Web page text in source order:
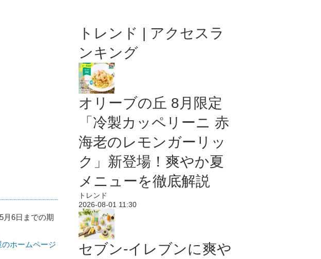
月6日までの期
ホームページ
トレンド | アクセスラ
ンキング
オリーブの丘 8月限定
「冷製カッペリーニ 赤
海老のレモンガーリッ
ク」新登場！爽やか夏
メニューを徹底解説
トレンド
2026-08-01 11:30
セブン‐イレブンに爽や